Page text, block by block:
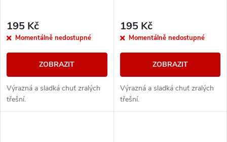
195 Kč
Momentálně nedostupné
ZOBRAZIT
Výrazná a sladká chuť zralých
třešní.
195 Kč
Momentálně nedostupné
ZOBRAZIT
Výrazná a sladká chuť zralých
třešní.